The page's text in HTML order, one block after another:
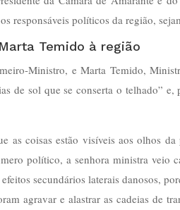
responsáveis políticos da região,
Temido à região
Ministro, e Marta Temido,
de sol que se conserta o telhado”
as coisas estão visíveis aos olhos
político, a senhora ministra veio
secundários laterais danosos,
agravar e alastrar as cadeias de